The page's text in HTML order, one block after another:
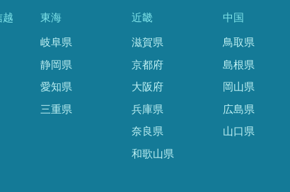
越 東海
岐阜県
静岡県
愛知県
三重県
近畿
滋賀県
京都府
大阪府
兵庫県
奈良県
和歌山県
中国
鳥取県
島根県
岡山県
広島県
山口県